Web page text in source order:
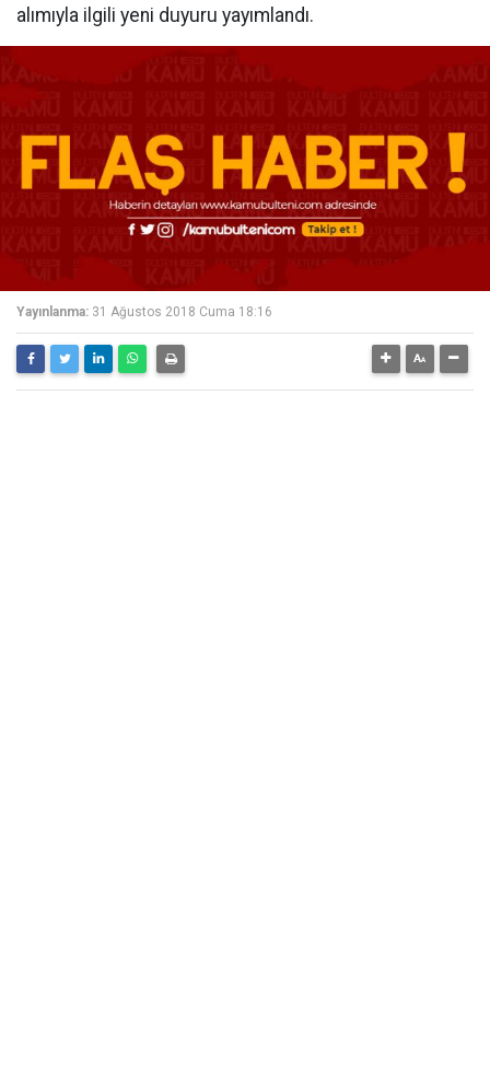
alımıyla ilgili yeni duyuru yayımlandı.
Yayınlanma: 31 Ağustos 2018 Cuma 18:16